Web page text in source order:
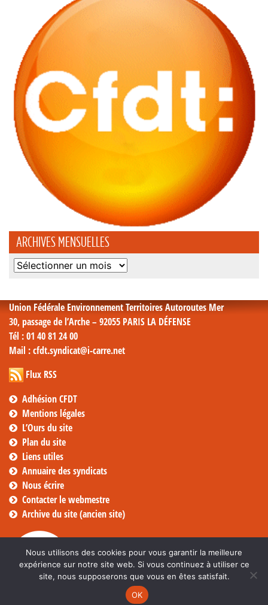
ARCHIVES MENSUELLES
Archives
Union Fédérale Environnement Territoires Autoroutes Mer
30, passage de l’Arche – 92055 PARIS LA DÉFENSE
Tél : 01 40 81 24 00
Mail : cfdt.syndicat@i-carre.net
Flux RSS
Adhésion CFDT
Mentions légales
L’Ours du site
Plan du site
Liens utiles
Annuaire des syndicats
Nous écrire
Contacter le webmestre
Archive du site (ancien site)
Nous utilisons des cookies pour vous garantir la meilleure
expérience sur notre site web. Si vous continuez à utiliser ce
site, nous supposerons que vous en êtes satisfait.
OK